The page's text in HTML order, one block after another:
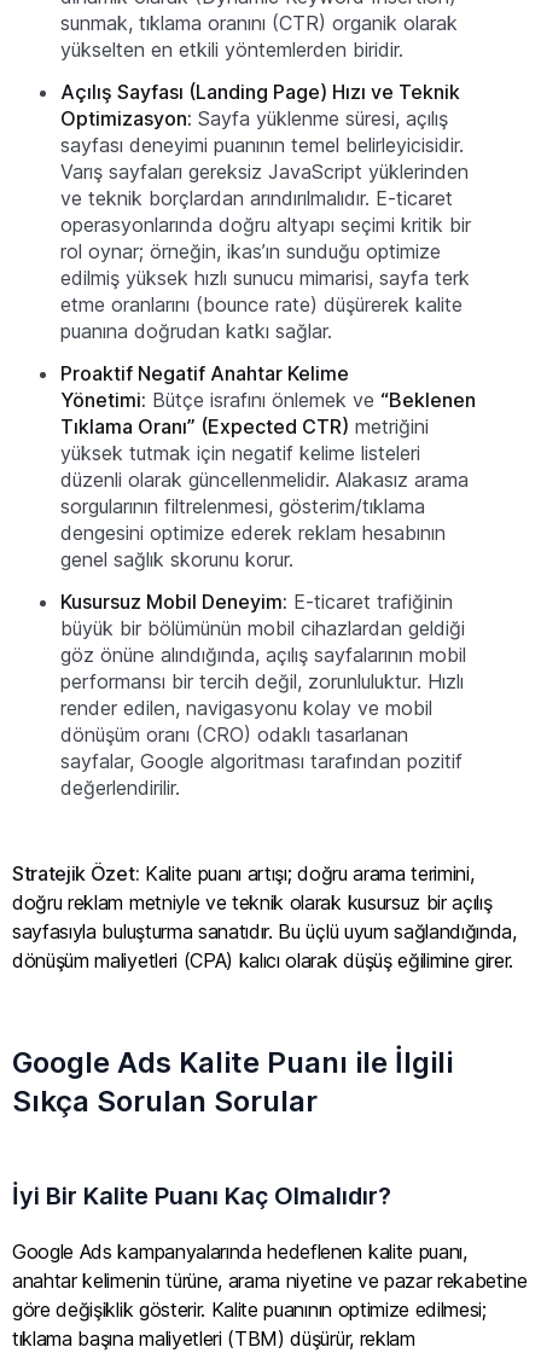
sunmak, tıklama oranını (CTR) organik olarak
yükselten en etkili yöntemlerden biridir.
Açılış Sayfası (Landing Page) Hızı ve Teknik
Optimizasyon: Sayfa yüklenme süresi, açılış
sayfası deneyimi puanının temel belirleyicisidir.
Varış sayfaları gereksiz JavaScript yüklerinden
ve teknik borçlardan arındırılmalıdır. E-ticaret
operasyonlarında doğru altyapı seçimi kritik bir
rol oynar; örneğin, ikas’ın sunduğu optimize
edilmiş yüksek hızlı sunucu mimarisi, sayfa terk
etme oranlarını (bounce rate) düşürerek kalite
puanına doğrudan katkı sağlar.
Proaktif Negatif Anahtar Kelime
Yönetimi: Bütçe israfını önlemek ve “Beklenen
Tıklama Oranı” (Expected CTR) metriğini
yüksek tutmak için negatif kelime listeleri
düzenli olarak güncellenmelidir. Alakasız arama
sorgularının filtrelenmesi, gösterim/tıklama
dengesini optimize ederek reklam hesabının
genel sağlık skorunu korur.
Kusursuz Mobil Deneyim: E-ticaret trafiğinin
büyük bir bölümünün mobil cihazlardan geldiği
göz önüne alındığında, açılış sayfalarının mobil
performansı bir tercih değil, zorunluluktur. Hızlı
render edilen, navigasyonu kolay ve mobil
dönüşüm oranı (CRO) odaklı tasarlanan
sayfalar, Google algoritması tarafından pozitif
değerlendirilir.
Stratejik Özet: Kalite puanı artışı; doğru arama terimini,
doğru reklam metniyle ve teknik olarak kusursuz bir açılış
sayfasıyla buluşturma sanatıdır. Bu üçlü uyum sağlandığında,
dönüşüm maliyetleri (CPA) kalıcı olarak düşüş eğilimine girer.
Google Ads Kalite Puanı ile İlgili
Sıkça Sorulan Sorular
İyi Bir Kalite Puanı Kaç Olmalıdır?
Google Ads kampanyalarında hedeflenen kalite puanı,
anahtar kelimenin türüne, arama niyetine ve pazar rekabetine
göre değişiklik gösterir. Kalite puanının optimize edilmesi;
tıklama başına maliyetleri (TBM) düşürür, reklam